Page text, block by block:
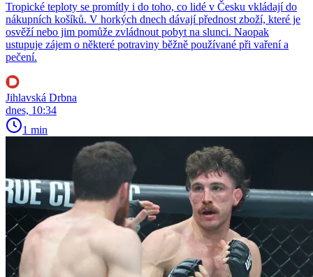
Tropické teploty se promítly i do toho, co lidé v Česku vkládají do
nákupních košíků. V horkých dnech dávají přednost zboží, které je
osvěží nebo jim pomůže zvládnout pobyt na slunci. Naopak
ustupuje zájem o některé potraviny běžně používané při vaření a
pečení.
Jihlavská Drbna
dnes, 10:34
1 min